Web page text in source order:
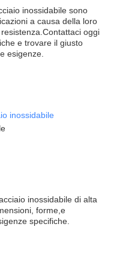
inossidabile sono
a causa della loro
oggi
e trovare il giusto
esigenze.
inossidabile
inossidabile di alta
forme,e
specifiche.